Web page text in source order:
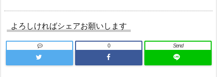
よろしければシェアお願いします
0 Send